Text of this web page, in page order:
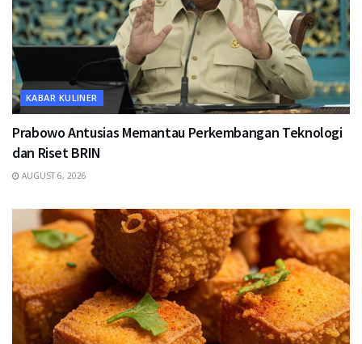
KABAR KULINER
Prabowo Antusias Memantau Perkembangan Teknologi
dan Riset BRIN
AUGUST 6, 2026